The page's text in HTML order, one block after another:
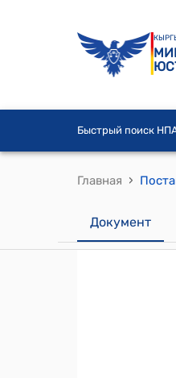
Быстрый поиск
Главная ›
Документ